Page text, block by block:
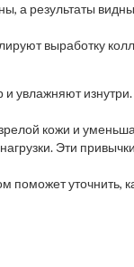
а результаты
выработку
увлажняют
кожи и
Эти
поможет уточнить,